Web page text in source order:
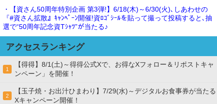
・【資さん50周年特別企画 第3弾!】6/18(木)～6/30(火)､しあわせの
『#資さん拡散』ｷｬﾝﾍﾟｰﾝ開催!資ﾛｺﾞｼｰﾙを貼って撮って投稿すると､抽
選で“50周年記念資Tｼｬﾂ”が当たる♪
アクセスランキング
1
【得得】8/1(土)～得得公式Xで、お得なXフォロー＆リポストキャ
ンペーン」を開催！
2
【玉子焼・お出汁ひまわり】7/29(水)～デジタルお食事券が当たる
Xキャンペーン開催！